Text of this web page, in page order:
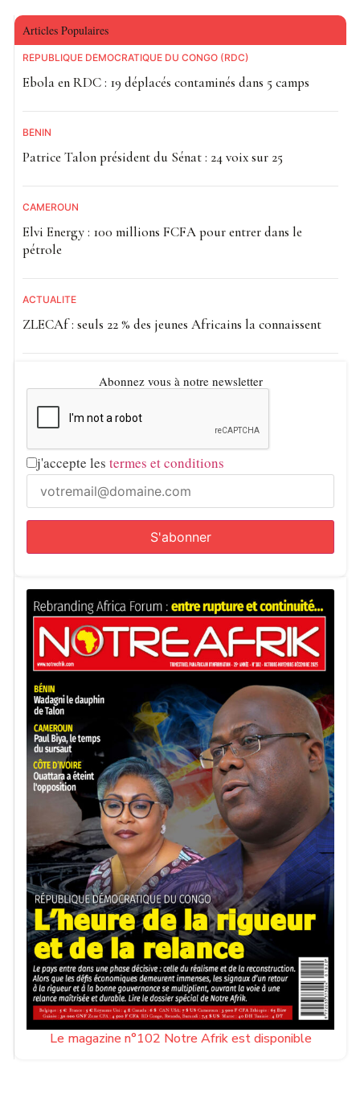
Articles Populaires
RÉPUBLIQUE DÉMOCRATIQUE DU CONGO (RDC)
Ebola en RDC : 19 déplacés contaminés dans 5 camps
BÉNIN
Patrice Talon président du Sénat : 24 voix sur 25
CAMEROUN
Elvi Energy : 100 millions FCFA pour entrer dans le
pétrole
ACTUALITE
ZLECAf : seuls 22 % des jeunes Africains la connaissent
Abonnez vous à notre newsletter
j'accepte les termes et conditions
Le magazine n°102 Notre Afrik est disponible